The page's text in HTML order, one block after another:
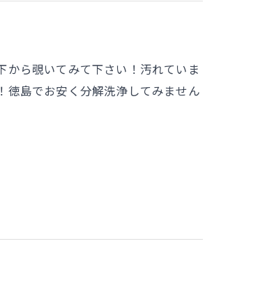
から覗いてみて下さい！汚れていま
徳島でお安く分解洗浄してみません